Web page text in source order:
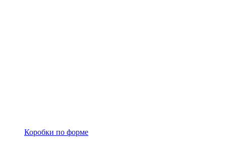
Коробки по форме